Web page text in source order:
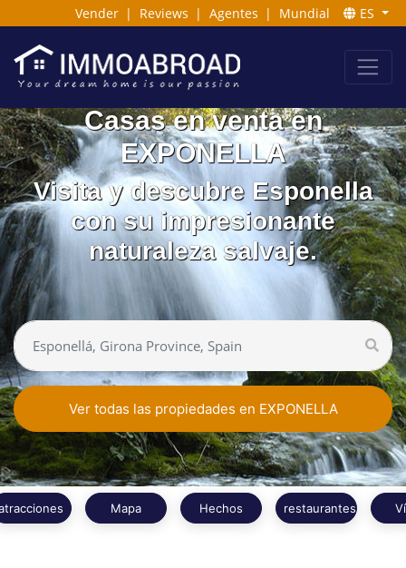
Vender | Reviews | Agentes | Mundial ES
Casas en venta en
EXPONELLA
Visita y descubre Esponella
con su impresionante
naturaleza salvaje.
Ver todas las propiedades en EXPONELLA
Mapa Hechos restaurantes